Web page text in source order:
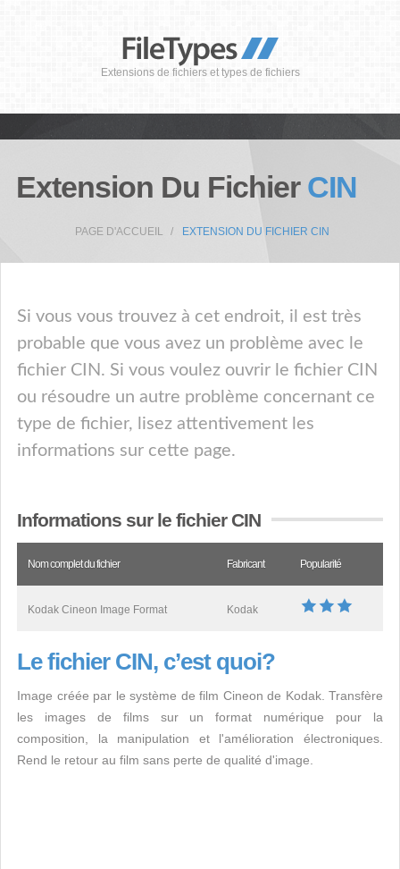
Extensions de fichiers et types de fichiers
Extension Du Fichier CIN
PAGE D'ACCUEIL EXTENSION DU FICHIER CIN
Si vous vous trouvez à cet endroit, il est très
probable que vous avez un problème avec le
fichier CIN. Si vous voulez ouvrir le fichier CIN
ou résoudre un autre problème concernant ce
type de fichier, lisez attentivement les
informations sur cette page.
Informations sur le fichier CIN
Nom complet du fichier Fabricant Popularité
Kodak Cineon Image Format Kodak
Le fichier CIN, c’est quoi?
Image créée par le système de film Cineon de Kodak. Transfère
les images de films sur un format numérique pour la
composition, la manipulation et l'amélioration électroniques.
Rend le retour au film sans perte de qualité d'image.